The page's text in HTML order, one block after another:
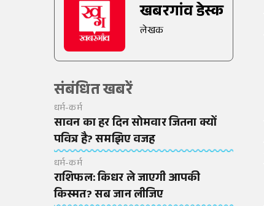
खबरगांव डेस्क
लेखक
संबंधित खबरें
धर्म-कर्म
सावन का हर दिन सोमवार जितना क्यों
पवित्र है? समझिए वजह
धर्म-कर्म
राशिफल: किधर ले जाएगी आपकी
किस्मत? सब जान लीजिए